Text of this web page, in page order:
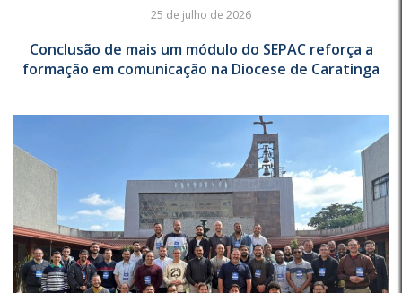
25 de julho de 2026
Conclusão de mais um módulo do SEPAC reforça a
formação em comunicação na Diocese de Caratinga